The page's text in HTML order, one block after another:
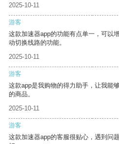
2025-10-11
游客
这款加速器app的功能有点单一，可以
动切换线路的功能。
2025-10-11
游客
这款app是我购物的得力助手，让我能
的商品。
2025-10-11
游客
这款加速器app的客服很贴心，遇到问